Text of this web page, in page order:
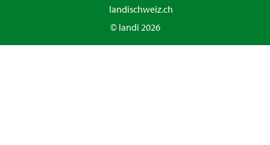
landischweiz.ch
© landi 2026